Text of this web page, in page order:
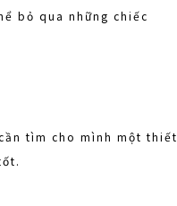
bỏ qua những chiếc
tìm cho mình một thiết